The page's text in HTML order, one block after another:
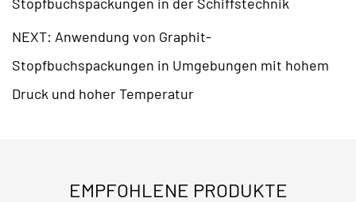
NEXT: Anwendung von Graphit-
Stopfbuchspackungen in Umgebungen mit hohem
Druck und hoher Temperatur
EMPFOHLENE PRODUKTE